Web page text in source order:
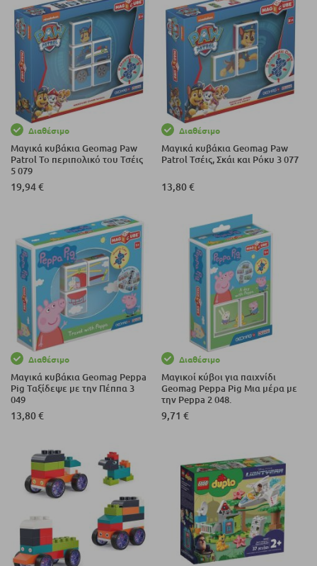
Διαθέσιμο
Μαγικά κυβάκια Geomag Paw
Patrol Το περιπολικό του Τσέις
5 079
19,94 €
Διαθέσιμο
Μαγικά κυβάκια Geomag Paw
Patrol Τσέις, Σκάι και Ρόκυ 3 077
13,80 €
Διαθέσιμο
Μαγικά κυβάκια Geomag Peppa
Pig Ταξίδεψε με την Πέππα 3
049
13,80 €
Διαθέσιμο
Μαγικοί κύβοι για παιχνίδι
Geomag Peppa Pig Μια μέρα με
την Peppa 2 048.
9,71 €